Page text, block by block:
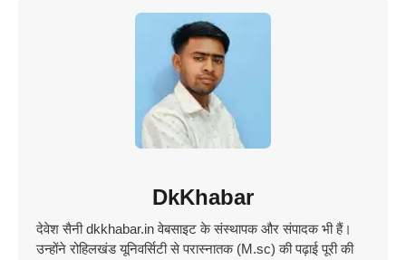
DkKhabar
देवेश सैनी dkkhabar.in वेबसाइट के संस्थापक और संपादक भी हैं।
उन्होंने रोहिलखंड यूनिवर्सिटी से परास्नातक (M.sc) की पढ़ाई पूरी की